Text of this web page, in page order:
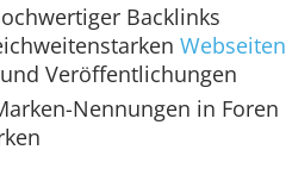
Backlinks
Webseiten
Veröffentlichungen
Nennungen in Foren